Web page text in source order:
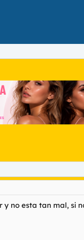
no esta tan mal, si